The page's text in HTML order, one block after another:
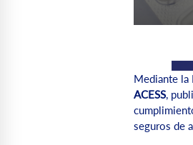
Mediante la
ACESS,
seguros de